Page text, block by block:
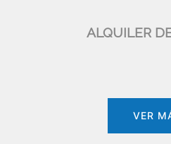
ALQUILER
VER